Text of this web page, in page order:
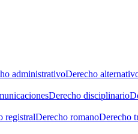
administrativoDerecho
Derecho disciplinario
registralDerecho romanoDerecho